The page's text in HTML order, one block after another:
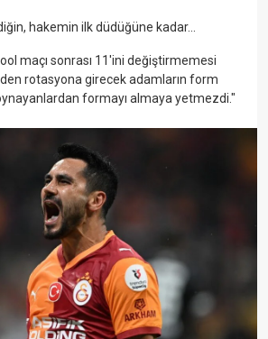
hakemin ilk düdüğüne kadar...
maçı sonrası 11'ini değiştirmemesi
rotasyona girecek adamların form
formayı almaya yetmezdi."